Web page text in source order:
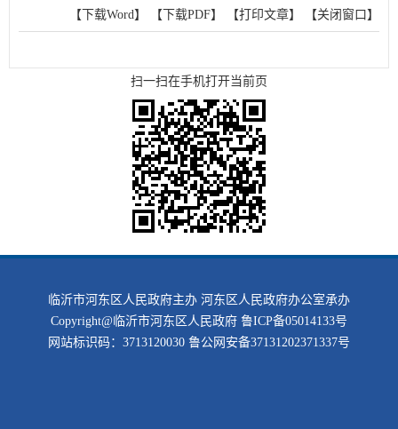
【下载Word】 【下载PDF】 【打印文章】 【关闭窗口】
扫一扫在手机打开当前页
临沂市河东区人民政府主办 河东区人民政府办公室承办
Copyright@临沂市河东区人民政府 鲁ICP备05014133号
网站标识码：3713120030 鲁公网安备37131202371337号